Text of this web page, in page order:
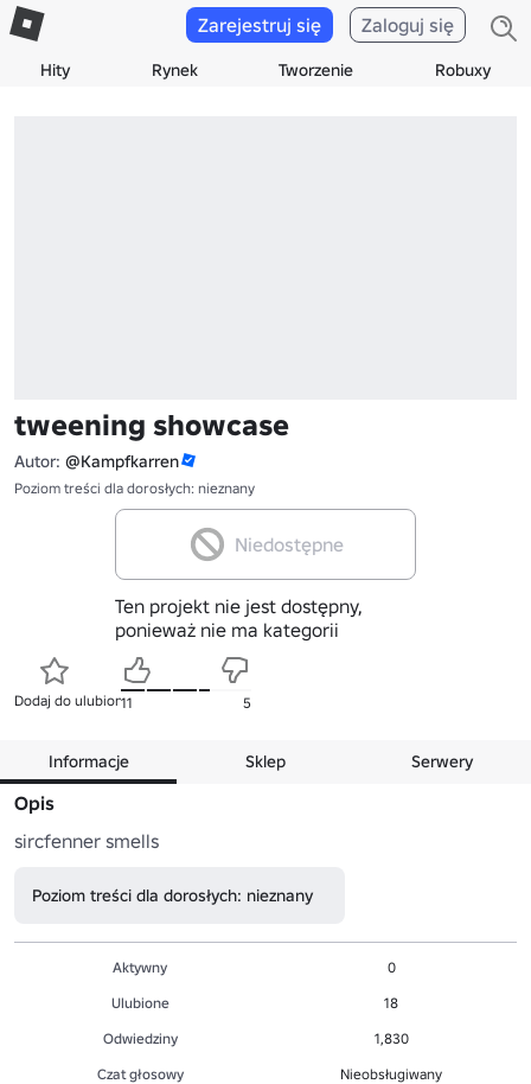
Hity Rynek Tworzenie Robuxy
Zarejestruj się Zaloguj się
tweening showcase
Autor: @Kampfkarren
Poziom treści dla dorosłych: nieznany
Niedostępne
Ten projekt nie jest dostępny,
ponieważ nie ma kategorii
Dodaj do ulubionych
11 5
Informacje Sklep Serwery
Opis
sircfenner smells
Poziom treści dla dorosłych: nieznany
Aktywny
0
Ulubione
18
Odwiedziny
1,830
Czat głosowy
Nieobsługiwany